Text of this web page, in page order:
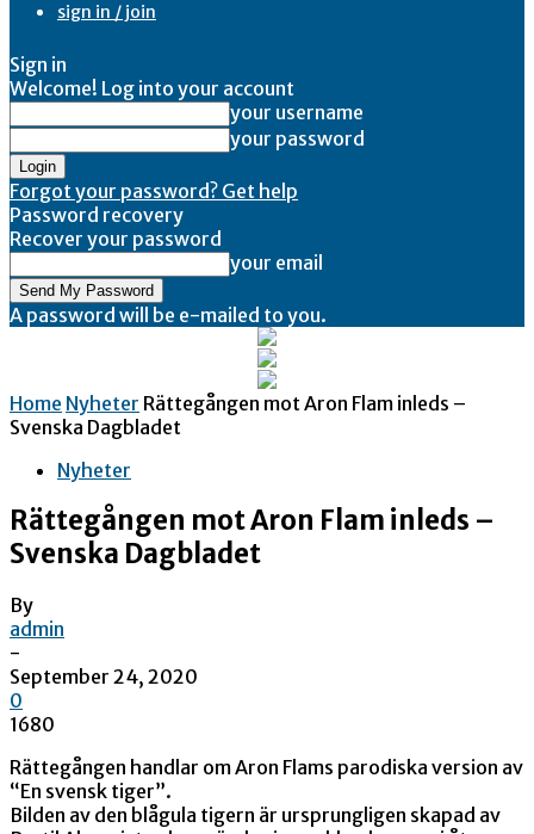
sign in / join
Sign in
Welcome! Log into your account
your username
your password
Forgot your password? Get help
Password recovery
Recover your password
your email
A password will be e-mailed to you.
Home Nyheter Rättegången mot Aron Flam inleds –
Svenska Dagbladet
Nyheter
Rättegången mot Aron Flam inleds –
Svenska Dagbladet
By
admin
-
September 24, 2020
0
1680
Rättegången handlar om Aron Flams parodiska version av
“En svensk tiger”.
Bilden av den blågula tigern är ursprungligen skapad av